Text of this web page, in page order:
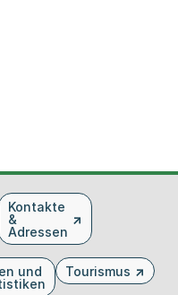
Kontakte
&
Adressen
und
Tourismus